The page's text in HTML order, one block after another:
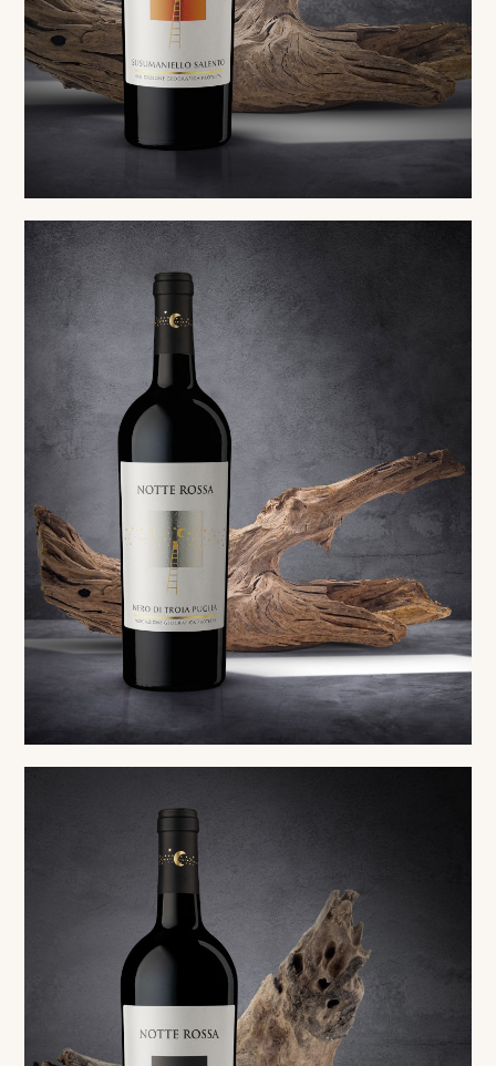
Susumaniello Salento IGP
Red
Nero di Troia Puglia IGP